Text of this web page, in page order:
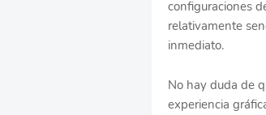
configuraciones
relativamente
inmediato.
No hay duda de
experiencia